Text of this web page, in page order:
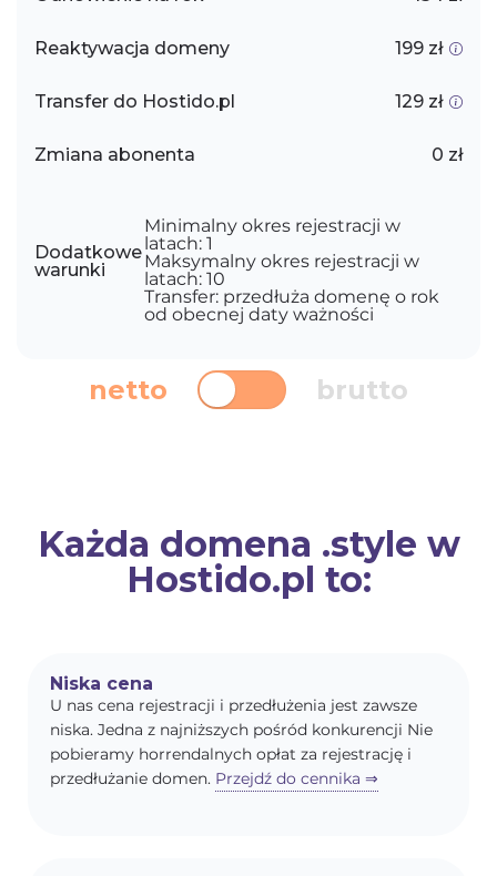
Reaktywacja domeny 199 zł
Transfer do Hostido.pl 129 zł
Zmiana abonenta 0 zł
Dodatkowe
warunki
Minimalny okres rejestracji w
latach: 1
Maksymalny okres rejestracji w
latach: 10
Transfer: przedłuża domenę o rok
od obecnej daty ważności
netto brutto
Każda domena .style w
Hostido.pl to:
Niska cena
U nas cena rejestracji i przedłużenia jest zawsze
niska. Jedna z najniższych pośród konkurencji Nie
pobieramy horrendalnych opłat za rejestrację i
przedłużanie domen. Przejdź do cennika ⇒